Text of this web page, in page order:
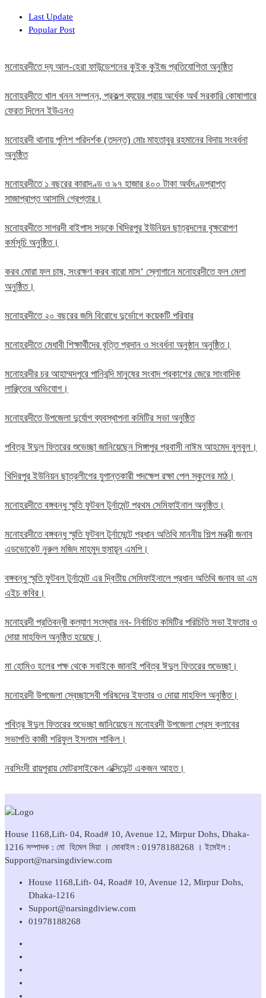
Last Update
Popular Post
মনোহরদীতে দ্য আল-হেরা ফাউন্ডেশনের কুইক কুইজ প্রতিযোগিতা অনুষ্ঠিত
মনোহরদীতে খাল খনন সম্পন্ন, প্রকল্প ব্যয়ের প্রায় অর্ধেক অর্থ সরকারি কোষাগারে
ফেরত দিলেন ইউএনও
মনোহরদী থানায় পুলিশ পরিদর্শক (তদন্ত) মোঃ মাহতাবুর রহমানের বিদায় সংবর্ধনা
অনুষ্ঠিত
মনোহরদীতে ১ বছরের কারাদণ্ড ও ৯৭ হাজার ৪০০ টাকা অর্থদণ্ডপ্রাপ্ত
সাজাপ্রাপ্ত আসামি গ্রেপ্তার।
মনোহরদীতে সাগরদী বাইপাস সড়কে খিদিরপুর ইউনিয়ন ছাত্রদলের বৃক্ষরোপণ
কর্মসূচি অনুষ্ঠিত।
করব মোরা ফল চাষ, সংরক্ষণ করব বারো মাস’ স্লোগানে মনোহরদীতে ফল মেলা
অনুষ্ঠিত।
মনোহরদীতে ২০ বছরের জমি বিরোধে দুর্ভোগে কয়েকটি পরিবার
মনোহরদীতে মেধাবী শিক্ষার্থীদের বৃত্তি প্রদান ও সংবর্ধনা অনুষ্ঠান অনুষ্ঠিত।
মনোহরদীর চর আহাম্মদপুরে পানিবন্দি মানুষের সংবাদ প্রকাশের জেরে সাংবাদিক
লাঞ্ছিতের অভিযোগ।
মনোহরদীতে উপজেলা দুর্যোগ ব্যবস্থাপনা কমিটির সভা অনুষ্ঠিত
পবিত্র ঈদুল ফিতরের শুভেচ্ছা জানিয়েছেন সিঙ্গাপুর প্রবাসী নাঈম আহমেদ বুলবুল।
খিদিরপুর ইউনিয়ন ছাত্রলীগের যুগান্তকারী পদক্ষেপ রক্ষা পেল স্কুলের মাঠ।
মনোহরদীতে বঙ্গবন্ধু স্মৃতি ফুটবল টুর্নামেন্ট প্রথম সেমিফাইনাল অনুষ্ঠিত।
মনোহরদীতে বঙ্গবন্ধু স্মৃতি ফুটবল টুর্নামেন্টে প্রধান অতিথি মাননীয় শিল্প মন্ত্রী জনাব
এডভোকেট নুরুল মজিদ মাহমুদ হুমায়ূন এমপি।
বঙ্গবন্ধু স্মৃতি ফুটবল টুর্নামেন্ট এর দ্বিতীয় সেমিফাইনালে প্রধান অতিথি জনাব ডা এম
এইচ কবির।
মনোহরদী প্রতিবন্ধী কল্যাণ সংস্থার নব- নির্বাচিত কমিটির পরিচিতি সভা ইফতার ও
দোয়া মাহফিল অনুষ্ঠিত হয়েছে।
মা হোমিও হলের পক্ষ থেকে সবাইকে জানাই পবিত্র ঈদুল ফিতরের শুভেচ্ছা।
মনোহরদী উপজেলা স্বেচ্ছাসেবী পরিষদের ইফতার ও দোয়া মাহফিল অনুষ্ঠিত।
পবিত্র ঈদুল ফিতরের শুভেচ্ছা জানিয়েছেন মনোহরদী উপজেলা প্রেস ক্লাবের
সভাপতি কাজী শরিফুল ইসলাম শাকিল।
নরসিংদী রায়পুরায় মোটরসাইকেল এক্সিডেন্ট একজন আহত।
House 1168,Lift- 04, Road# 10, Avenue 12, Mirpur Dohs, Dhaka-
1216 সম্পাদক : মো হিমেল মিয়া । মোবাইল : 01978188268 । ইমেইল :
Support@narsingdiview.com
House 1168,Lift- 04, Road# 10, Avenue 12, Mirpur Dohs,
Dhaka-1216
Support@narsingdiview.com
01978188268